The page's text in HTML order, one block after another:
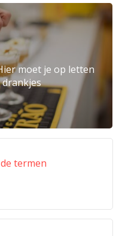
moet je op letten
termen